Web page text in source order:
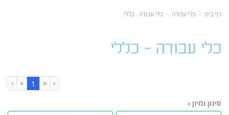
דף בית כלי עבודה כלי עבודה - כללי
כלי עבודה - כללי
‹
«
1
»
›
סינון ומיון ›